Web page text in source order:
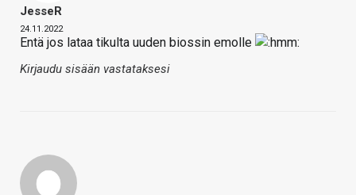
JesseR
24.11.2022
Entä jos lataa tikulta uuden biossin emolle
Kirjaudu sisään vastataksesi